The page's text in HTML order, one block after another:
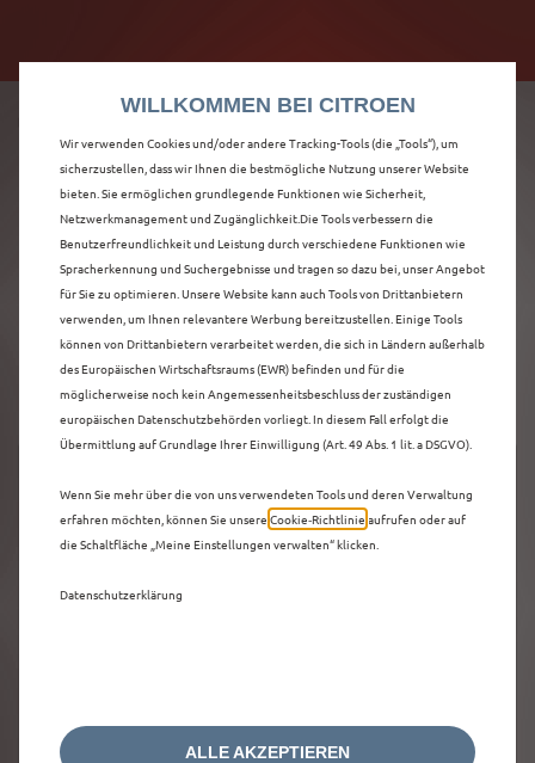
ENTDECKEN SIE ALLE
Ë-C3 AIRCROSS
NEUWAGEN IN ULM
WILLKOMMEN BEI CITROEN
Wir verwenden Cookies und/oder andere Tracking-Tools (die „Tools“), um
sicherzustellen, dass wir Ihnen die bestmögliche Nutzung unserer Website
bieten. Sie ermöglichen grundlegende Funktionen wie Sicherheit,
Netzwerkmanagement und Zugänglichkeit.Die Tools verbessern die
Benutzerfreundlichkeit und Leistung durch verschiedene Funktionen wie
Spracherkennung und Suchergebnisse und tragen so dazu bei, unser Angebot
für Sie zu optimieren. Unsere Website kann auch Tools von Drittanbietern
verwenden, um Ihnen relevantere Werbung bereitzustellen. Einige Tools
können von Drittanbietern verarbeitet werden, die sich in Ländern außerhalb
des Europäischen Wirtschaftsraums (EWR) befinden und für die
möglicherweise noch kein Angemessenheitsbeschluss der zuständigen
europäischen Datenschutzbehörden vorliegt. In diesem Fall erfolgt die
Übermittlung auf Grundlage Ihrer Einwilligung (Art. 49 Abs. 1 lit. a DSGVO).
Wenn Sie mehr über die von uns verwendeten Tools und deren Verwaltung
erfahren möchten, können Sie unsere Cookie‑Richtlinie aufrufen oder auf
die Schaltfläche „Meine Einstellungen verwalten“ klicken.
Datenschutzerklärung
ALLE AKZEPTIEREN